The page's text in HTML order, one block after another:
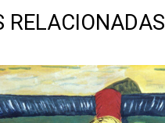
RELACIONADAS